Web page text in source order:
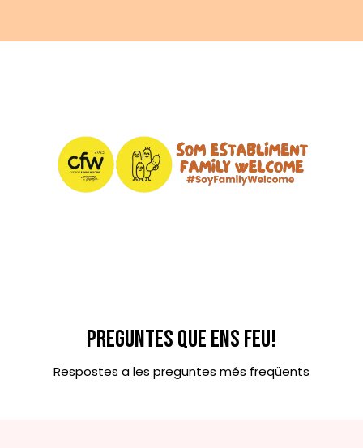
PREGUNTES QUE ENS FEU!
Respostes a les preguntes més freqüents